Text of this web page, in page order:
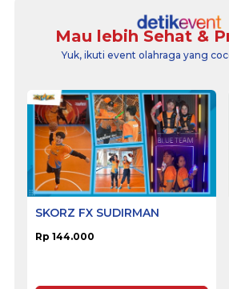
Mau lebih Sehat &
Yuk, ikuti event olahraga yang
SKORZ FX SUDIRMAN
Rp 144.000